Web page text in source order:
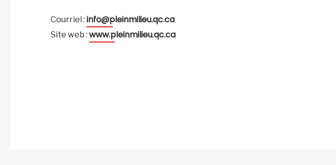
Courriel : info@pleinmilieu.qc.ca
Site web : www.pleinmilieu.qc.ca